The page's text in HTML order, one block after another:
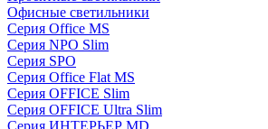
Офисные светильники
Серия Office MS
Серия NPO Slim
Серия SPO
Серия Office Flat MS
Серия OFFICE Slim
Серия OFFICE Ultra Slim
Серия ИНТЕРЬЕР MD